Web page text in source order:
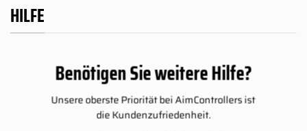
HILFE
Benötigen Sie weitere Hilfe?
Unsere oberste Priorität bei AimControllers ist
die Kundenzufriedenheit.